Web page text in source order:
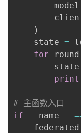
)
    state
=
for
        state
print
# 主函数入口
if __name__